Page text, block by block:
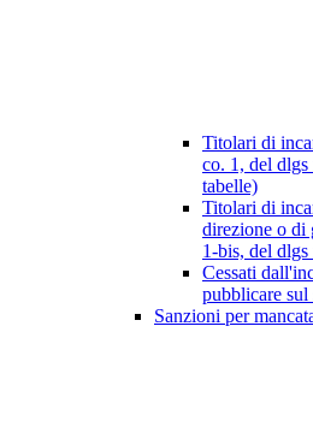
Titolari di
co. 1, del
tabelle)
Titolari di
direzione o di
1-bis, del
Cessati
pubblicare
Sanzioni per